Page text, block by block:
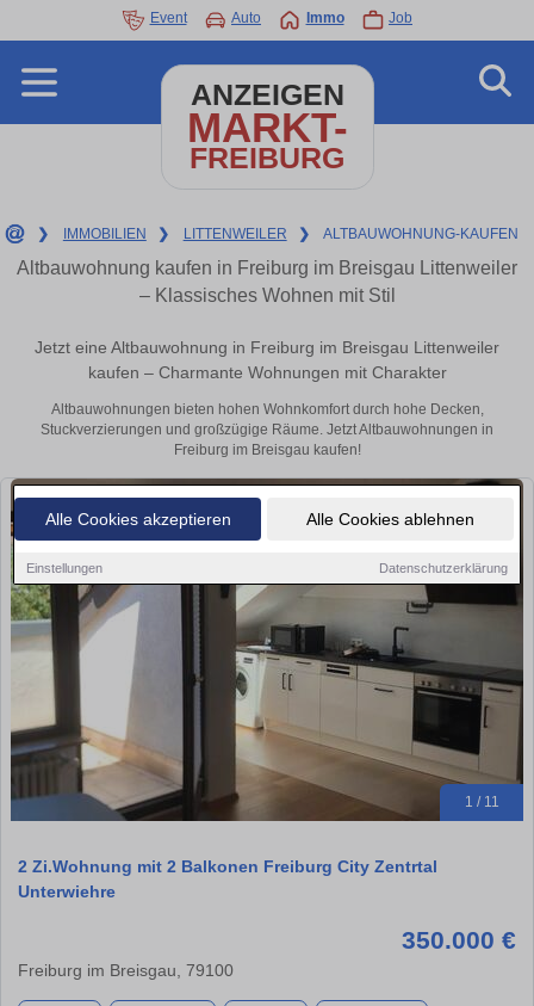
Alle Cookies akzeptieren Alle Cookies ablehnen
Einstellungen Datenschutzerklärung
Event Auto Immo Job
ANZEIGEN
MARKT-
FREIBURG
❯ IMMOBILIEN ❯ LITTENWEILER ❯ ALTBAUWOHNUNG-KAUFEN
Altbauwohnung kaufen in Freiburg im Breisgau Littenweiler
– Klassisches Wohnen mit Stil
Jetzt eine Altbauwohnung in Freiburg im Breisgau Littenweiler
kaufen – Charmante Wohnungen mit Charakter
Altbauwohnungen bieten hohen Wohnkomfort durch hohe Decken,
Stuckverzierungen und großzügige Räume. Jetzt Altbauwohnungen in
Freiburg im Breisgau kaufen!
1 / 11
2 Zi.Wohnung mit 2 Balkonen Freiburg City Zentrtal
Unterwiehre
350.000 €
Freiburg im Breisgau, 79100